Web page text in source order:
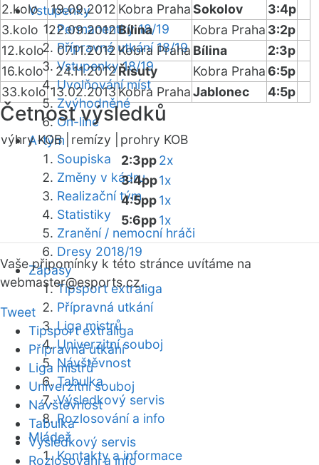
Vstupenky
Permanentky 18/19
Přípravná utkání 18/19
Vstupenky 18/19
Uvolňování míst
Zvýhodněné
On-line
A-tým
Soupiska
Změny v kádru
Realizační tým
Statistiky
Zranění / nemocní hráči
Dresy 2018/19
Zápasy
Tipsport extraliga
Přípravná utkání
Liga mistrů
Univerzitní souboj
Návštěvnost
Tabulka
Výsledkový servis
Rozlosování a info
Mládež
Kontakty a informace
2.kolo 19.09.2012 Kobra PrahaSokolov
3:4p
3.kolo
22.09.2012Bílina Kobra Praha 3:2p
12.kolo
07.11.2012Kobra Praha Bílina
2:3p
16.kolo
24.11.2012Řisuty Kobra Praha6:5p
33.kolo 13.02.2013Kobra PrahaJablonec 4:5p
Četnost výsledků
výhry KOB | remízy |
prohry KOB
2:3pp2x
3:4pp1x
4:5pp1x
5:6pp1x
Vaše připomínky k této stránce uvítáme na
webmaster@esports.cz.
Tweet
Tipsport extraliga
Přípravná utkání
Liga mistrů
Univerzitní souboj
Návštěvnost
Tabulka
Výsledkový servis
Rozlosování a info